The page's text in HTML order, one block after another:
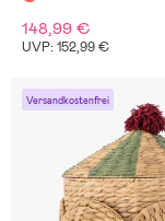
148,99 €
UVP: 152,99 €
Versandkostenfrei